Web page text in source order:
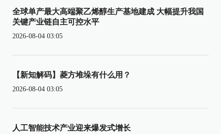
全球单产最大高端聚乙烯醇生产基地建成 大幅提升我国
关键产业链自主可控水平
2026-08-04 03:05
【新知解码】菱方堆垛有什么用？
2026-08-04 03:05
人工智能技术产业迎来爆发式增长